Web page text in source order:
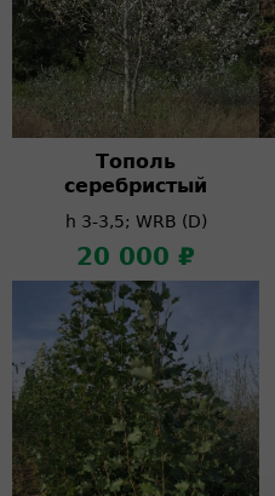
Тополь
серебристый
h 3-3,5; WRB (D)
20 000 ₽